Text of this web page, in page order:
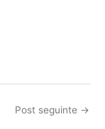
Post seguinte →